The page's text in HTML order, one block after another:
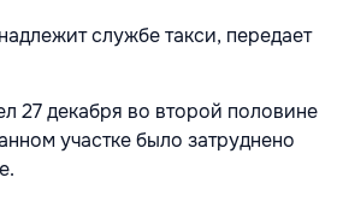
службе такси, передает
27 декабря во второй половине
участке было затруднено